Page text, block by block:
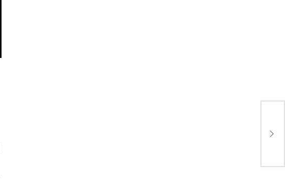
을
입